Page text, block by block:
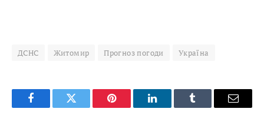
ДСНС Житомир Прогноз погоди Україна
FacebookTwitter Pinterest LinkedInTumblr Email